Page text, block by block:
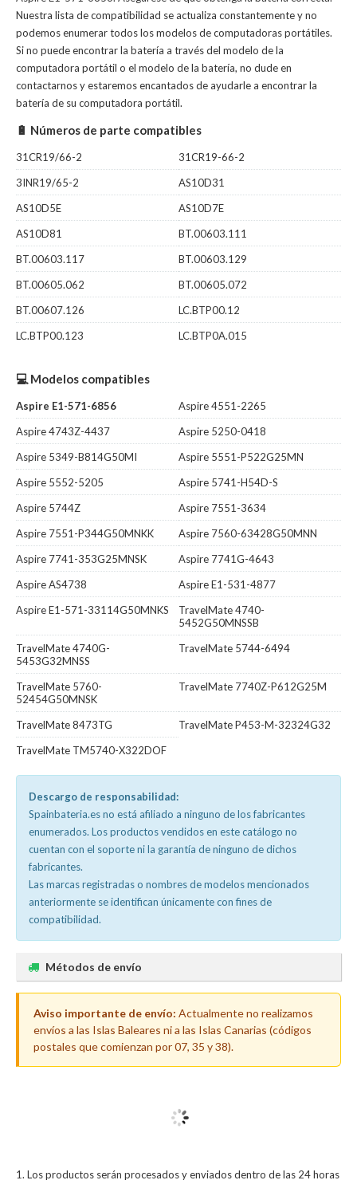
Nuestra lista de compatibilidad se actualiza constantemente y no
podemos enumerar todos los modelos de computadoras portátiles.
Si no puede encontrar la batería a través del modelo de la
computadora portátil o el modelo de la batería, no dude en
contactarnos y estaremos encantados de ayudarle a encontrar la
batería de su computadora portátil.
🔋 Números de parte compatibles
31CR19/66-2
31CR19-66-2
3INR19/65-2
AS10D31
AS10D5E
AS10D7E
AS10D81
BT.00603.111
BT.00603.117
BT.00603.129
BT.00605.062
BT.00605.072
BT.00607.126
LC.BTP00.12
LC.BTP00.123
LC.BTP0A.015
💻 Modelos compatibles
Aspire E1-571-6856
Aspire 4551-2265
Aspire 4743Z-4437
Aspire 5250-0418
Aspire 5349-B814G50MI
Aspire 5551-P522G25MN
Aspire 5552-5205
Aspire 5741-H54D-S
Aspire 5744Z
Aspire 7551-3634
Aspire 7551-P344G50MNKK
Aspire 7560-63428G50MNN
Aspire 7741-353G25MNSK
Aspire 7741G-4643
Aspire AS4738
Aspire E1-531-4877
Aspire E1-571-33114G50MNKS
TravelMate 4740-
5452G50MNSSB
TravelMate 4740G-
5453G32MNSS
TravelMate 5744-6494
TravelMate 5760-
52454G50MNSK
TravelMate 7740Z-P612G25M
TravelMate 8473TG
TravelMate P453-M-32324G32
TravelMate TM5740-X322DOF
Descargo de responsabilidad:
Spainbateria.es no está afiliado a ninguno de los fabricantes
enumerados. Los productos vendidos en este catálogo no
cuentan con el soporte ni la garantía de ninguno de dichos
fabricantes.
Las marcas registradas o nombres de modelos mencionados
anteriormente se identifican únicamente con fines de
compatibilidad.
Métodos de envío
Aviso importante de envío: Actualmente no realizamos
envíos a las Islas Baleares ni a las Islas Canarias (códigos
postales que comienzan por 07, 35 y 38).
Los productos serán procesados y enviados dentro de las 24 horas